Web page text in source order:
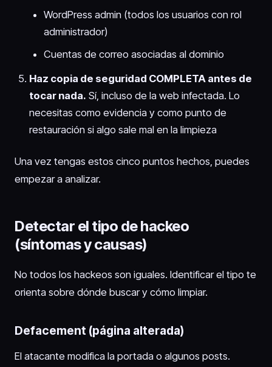
WordPress admin (todos los usuarios con rol
administrador)
Cuentas de correo asociadas al dominio
Haz copia de seguridad COMPLETA antes de
tocar nada. Sí, incluso de la web infectada. Lo
necesitas como evidencia y como punto de
restauración si algo sale mal en la limpieza
Una vez tengas estos cinco puntos hechos, puedes
empezar a analizar.
Detectar el tipo de hackeo
(síntomas y causas)
No todos los hackeos son iguales. Identificar el tipo te
orienta sobre dónde buscar y cómo limpiar.
Defacement (página alterada)
El atacante modifica la portada o algunos posts.